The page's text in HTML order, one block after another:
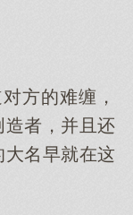
方的难缠，
造者，并且还
大名早就在这